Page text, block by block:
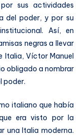
sus actividades
del poder, y por su
Así, en
negras a llevar
Italia, Víctor Manuel
obligado a nombrar
poder.
italiano que había
era visto por la
una Italia moderna.